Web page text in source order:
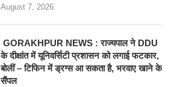
August 7, 2026
GORAKHPUR NEWS : राज्यपाल ने DDU
के दीक्षांत में यूनिवर्सिटी प्रशासन को लगाई फटकार,
बोलीं – टिफिन में ड्रग्स आ सकता है, भरवाए खाने के
सैंपल